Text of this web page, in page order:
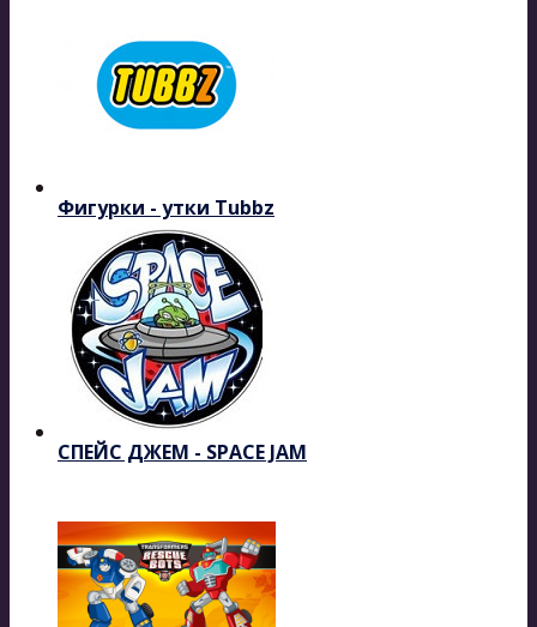
Фигурки - утки Tubbz
СПЕЙС ДЖЕМ - SPACE JAM